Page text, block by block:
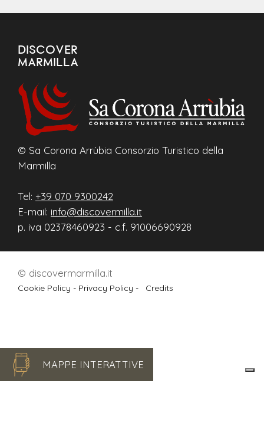
DISCOVER
MARMILLA
© Sa Corona Arrùbia Consorzio Turistico della
Marmilla
Tel: +39 070 9300242
E-mail: info@discovermilla.it
p. iva 02378460923 - c.f. 91006690928
MAPPE INTERATTIVE
© discovermarmilla.it
Cookie Policy - Privacy Policy - Credits